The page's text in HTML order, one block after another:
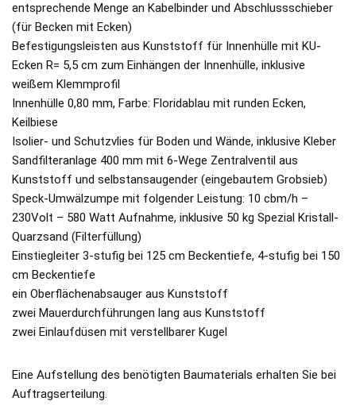
entsprechende Menge an Kabelbinder und Abschlussschieber
(für Becken mit Ecken)
Befestigungsleisten aus Kunststoff für Innenhülle mit KU-
Ecken R= 5,5 cm zum Einhängen der Innenhülle, inklusive
weißem Klemmprofil
Innenhülle 0,80 mm, Farbe: Floridablau mit runden Ecken,
Keilbiese
Isolier- und Schutzvlies für Boden und Wände, inklusive Kleber
Sandfilteranlage 400 mm mit 6-Wege Zentralventil aus
Kunststoff und selbstansaugender (eingebautem Grobsieb)
Speck-Umwälzumpe mit folgender Leistung: 10 cbm/h –
230Volt – 580 Watt Aufnahme, inklusive 50 kg Spezial Kristall-
Quarzsand (Filterfüllung)
Einstiegleiter 3-stufig bei 125 cm Beckentiefe, 4-stufig bei 150
cm Beckentiefe
ein Oberflächenabsauger aus Kunststoff
zwei Mauerdurchführungen lang aus Kunststoff
zwei Einlaufdüsen mit verstellbarer Kugel
Eine Aufstellung des benötigten Baumaterials erhalten Sie bei
Auftragserteilung.